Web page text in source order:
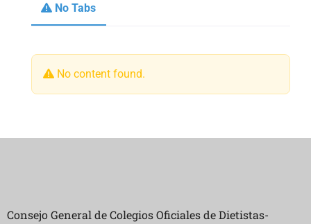
No Tabs
No content found.
Consejo General de Colegios Oficiales de Dietistas-